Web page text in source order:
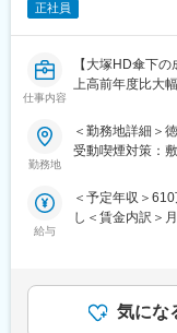
・お住まいを訪
・ニーズに応じ
・現場管理、ア
中途2年目：620
中途3年目：930
中途4年目：880
■入社後の流れ
入社後2～3ヶ月
サポート。
正社員
仕事内容
【大塚HD傘下
上高前年度比大
■職務内容：
立ち上げを中心
確立・改善をリ
・検討現地立ち
・社内外折衝サ
勤務地
＜勤務地詳細＞
受動喫煙対策：
給与
＜予定年収＞
し＜賃金内訳＞
る可能性があり
気にな